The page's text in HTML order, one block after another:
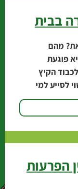
בבית
מהם
פוגעת
הקיץ
לסייע למי
הפרעות